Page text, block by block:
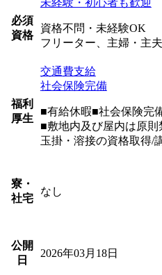
必須
資格
資格不問・未経験OK
フリーター、主婦・主
福利
厚生
交通費支給
社会保険完備
■有給休暇■社会保険完
■敷地内及び屋内は原
玉掛・溶接の資格取得/
寮・
社宅
なし
公開
日
2026年03月18日